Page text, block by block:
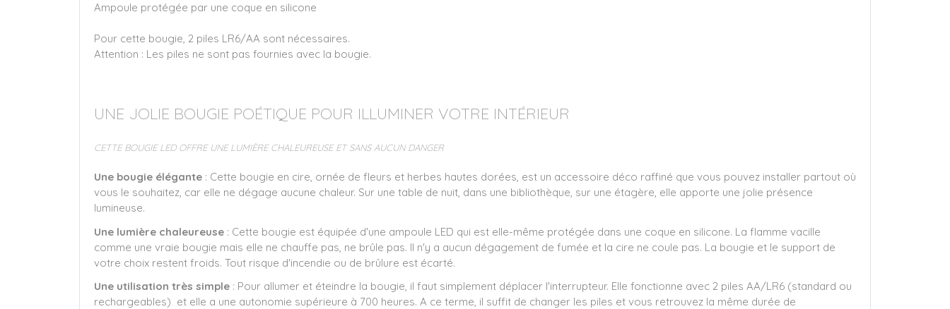
Ampoule protégée par une coque en silicone
Pour cette bougie, 2 piles LR6/AA sont nécessaires.
Attention : Les piles ne sont pas fournies avec la bougie.
UNE JOLIE BOUGIE POÉTIQUE POUR ILLUMINER VOTRE INTÉRIEUR
CETTE BOUGIE LED OFFRE UNE LUMIÈRE CHALEUREUSE ET SANS AUCUN DANGER
Une bougie élégante : Cette bougie en cire, ornée de fleurs et herbes hautes dorées, est un accessoire déco raffiné que vous pouvez installer partout où
vous le souhaitez, car elle ne dégage aucune chaleur. Sur une table de nuit, dans une bibliothèque, sur une étagère, elle apporte une jolie présence
lumineuse.
Une lumière chaleureuse : Cette bougie est équipée d'une ampoule LED qui est elle-même protégée dans une coque en silicone. La flamme vacille
comme une vraie bougie mais elle ne chauffe pas, ne brûle pas. Il n'y a aucun dégagement de fumée et la cire ne coule pas. La bougie et le support de
votre choix restent froids. Tout risque d'incendie ou de brûlure est écarté.
Une utilisation très simple : Pour allumer et éteindre la bougie, il faut simplement déplacer l'interrupteur. Elle fonctionne avec 2 piles AA/LR6 (standard ou
rechargeables) et elle a une autonomie supérieure à 700 heures. A ce terme, il suffit de changer les piles et vous retrouvez la même durée de